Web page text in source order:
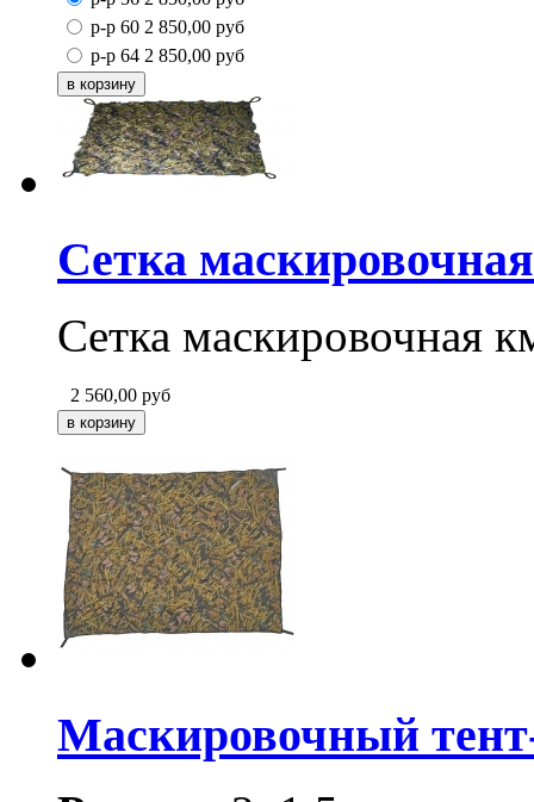
р-р 60 2 850,00 руб
р-р 64 2 850,00 руб
Сетка
Сетка маскировочная
2 560,00 руб
Маскировочный